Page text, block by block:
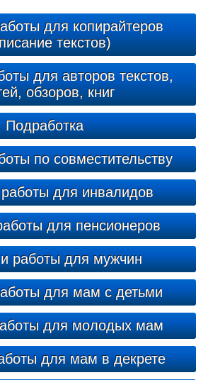
для копирайтеров
текстов)
для авторов текстов,
обзоров, книг
Подработка
по совместительству
для инвалидов
для пенсионеров
работы для мужчин
для мам с детьми
для молодых мам
для мам в декрете